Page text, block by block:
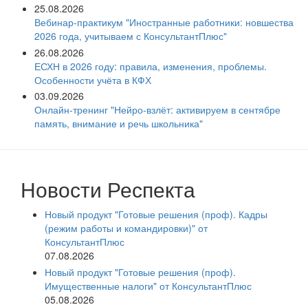
25.08.2026
Вебинар-практикум "Иностранные работники: новшества
2026 года, учитываем с КонсультантПлюс"
26.08.2026
ЕСХН в 2026 году: правила, изменения, проблемы.
Особенности учёта в КФХ
03.09.2026
Онлайн-тренинг "Нейро-взлёт: активируем в сентябре
память, внимание и речь школьника"
Новости Респекта
Новый продукт "Готовые решения (проф). Кадры
(режим работы и командировки)" от
КонсультантПлюс
07.08.2026
Новый продукт "Готовые решения (проф).
Имущественные налоги" от КонсультантПлюс
05.08.2026